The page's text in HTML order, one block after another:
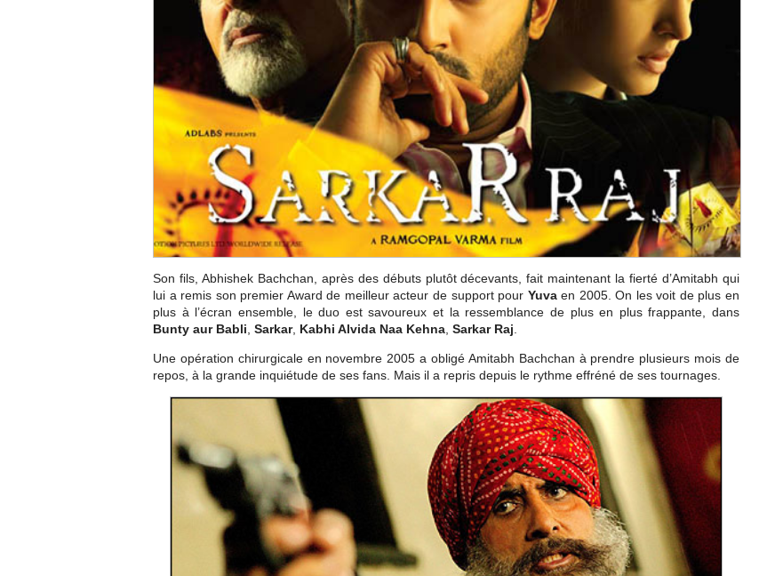
Son fils, Abhishek Bachchan, après des débuts plutôt décevants, fait maintenant la fierté d’Amitabh qui
lui a remis son premier Award de meilleur acteur de support pour Yuvaen 2005. On les voit de plus en
plus à l’écran ensemble, le duo est savoureux et la ressemblance de plus en plus frappante, dans
Bunty aur Babli, Sarkar, Kabhi Alvida Naa Kehna, Sarkar Raj.
Une opération chirurgicale en novembre 2005 a obligé Amitabh Bachchan à prendre plusieurs mois de
repos, à la grande inquiétude de ses fans. Mais il a repris depuis le rythme effréné de ses tournages.